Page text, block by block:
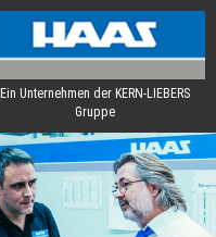
Ein Unternehmen der KERN-LIEBERS
Gruppe